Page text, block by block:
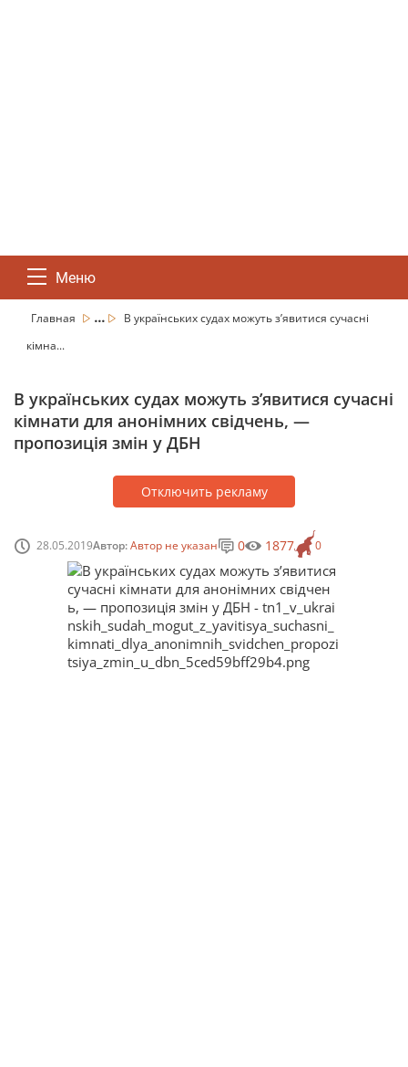
Меню
Главная ...
В українських судах можуть з’явитися сучасні
кімна...
В українських судах можуть з’явитися сучасні
кімнати для анонімних свідчень, —
пропозиція змін у ДБН
Отключить рекламу
28.05.2019Автор:Автор не указан 0
0 1877